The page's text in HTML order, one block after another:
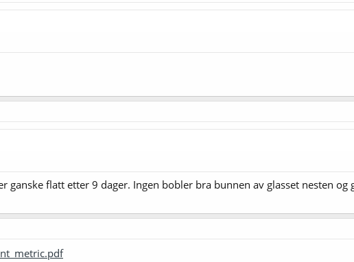
ganske flatt etter 9 dager. Ingen bobler bra bunnen av glasset nesten og